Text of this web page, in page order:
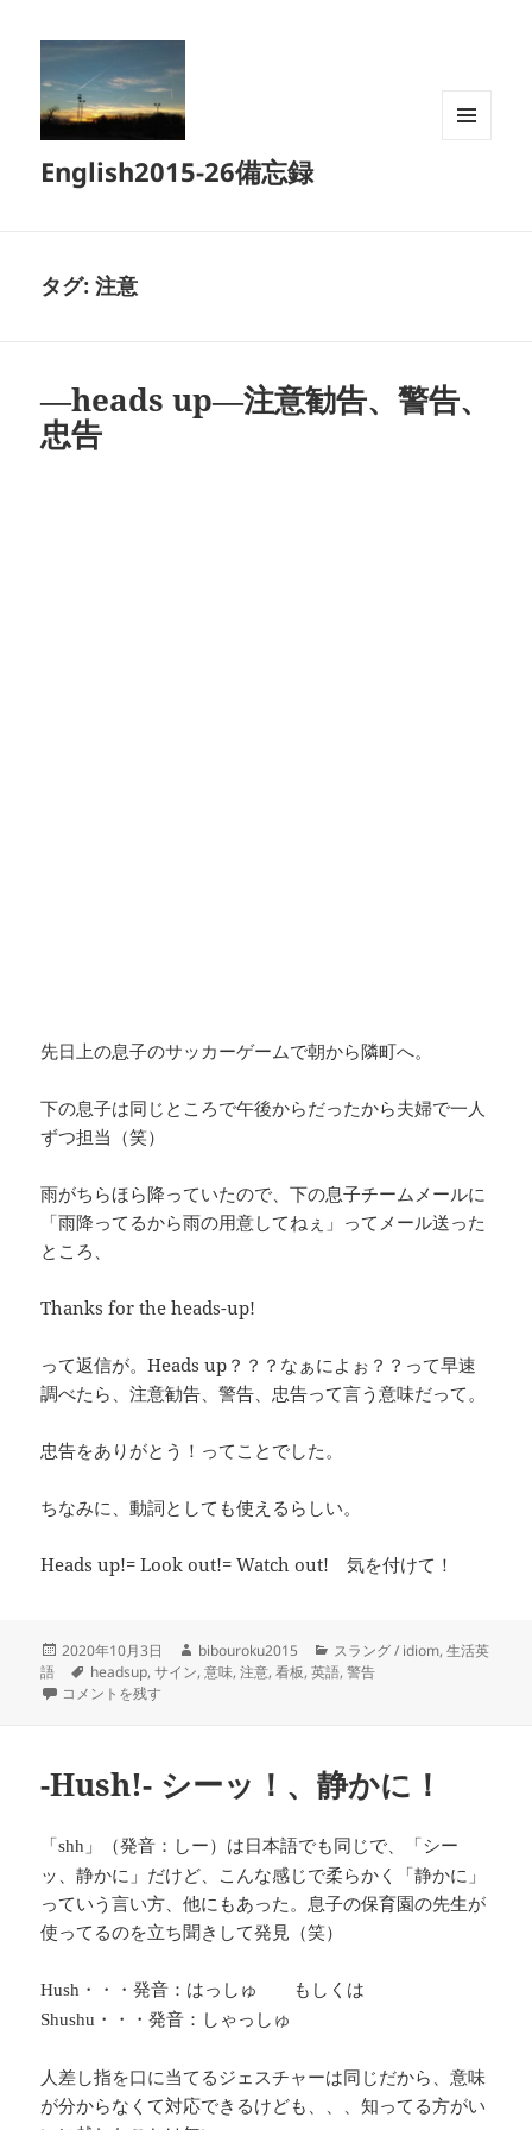
English2015-26備忘録
タグ:注意
―heads up―注意勧告、警告、
忠告
先日上の息子のサッカーゲームで朝から隣町へ。
下の息子は同じところで午後からだったから夫婦で一人
ずつ担当（笑）
雨がちらほら降っていたので、下の息子チームメールに
「雨降ってるから雨の用意してねぇ」ってメール送った
ところ、
Thanks for the heads-up!
って返信が。Heads up？？？なぁによぉ？？って早速
調べたら、注意勧告、警告、忠告って言う意味だって。
忠告をありがとう！ってことでした。
ちなみに、動詞としても使えるらしい。
Heads up!= Look out!= Watch out! 気を付けて！
投
稿
日:
2020年10月3日
作
成
bibouroku2015
カ
テ
スラング / idiom,生活英
語
タ
グ
headsup,サイン,意味,注意,看板,英語,警告
―heads up―注意勧告、警告、忠告 に
コメントを残す
-Hush!- シーッ！、静かに！
「shh 」（発音：しー）は日本語でも同じで、「シー
ッ、静かに」だけど、こんな感じで柔らかく「静かに」
っていう言い方、他にもあった。息子の保育園の先生が
使ってるのを立ち聞きして発見（笑）
Hush ・・・発音：はっしゅ もしくは
Shushu ・・・発音：しゃっしゅ
人差し指を口に当てるジェスチャーは同じだから、意味
が分からなくて対応できるけども、、、知ってる方がい